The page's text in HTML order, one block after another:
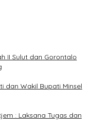
II Sulut dan Gorontalo
dan Wakil Bupati Minsel
: Laksana Tugas dan